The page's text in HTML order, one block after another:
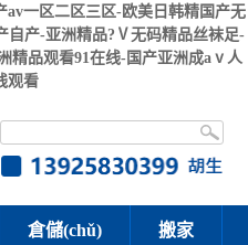
av一区二区三区-欧美日韩精国产无
自产-亚洲精品?Ⅴ无码精品丝袜足-
精品观看91在线-国产亚洲成aⅴ人
观看
倉儲(chǔ) 搬家